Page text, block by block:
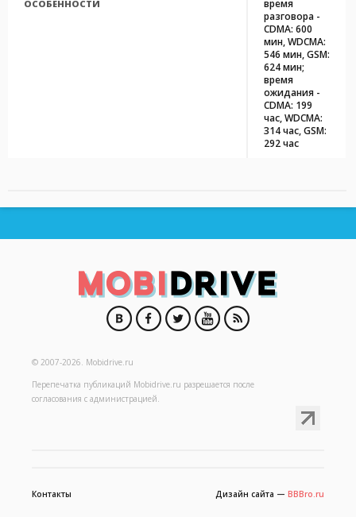
ОСОБЕННОСТИ
время
разговора -
CDMA: 600
мин, WDCMA:
546 мин, GSM:
624 мин;
время
ожидания -
CDMA: 199
час, WDCMA:
314 час, GSM:
292 час
© 2007-2026. Mobidrive.ru
Перепечатка публикаций Mobidrive.ru разрешается после
согласования с администрацией.
Дизайн сайта — BBBro.ru
Контакты